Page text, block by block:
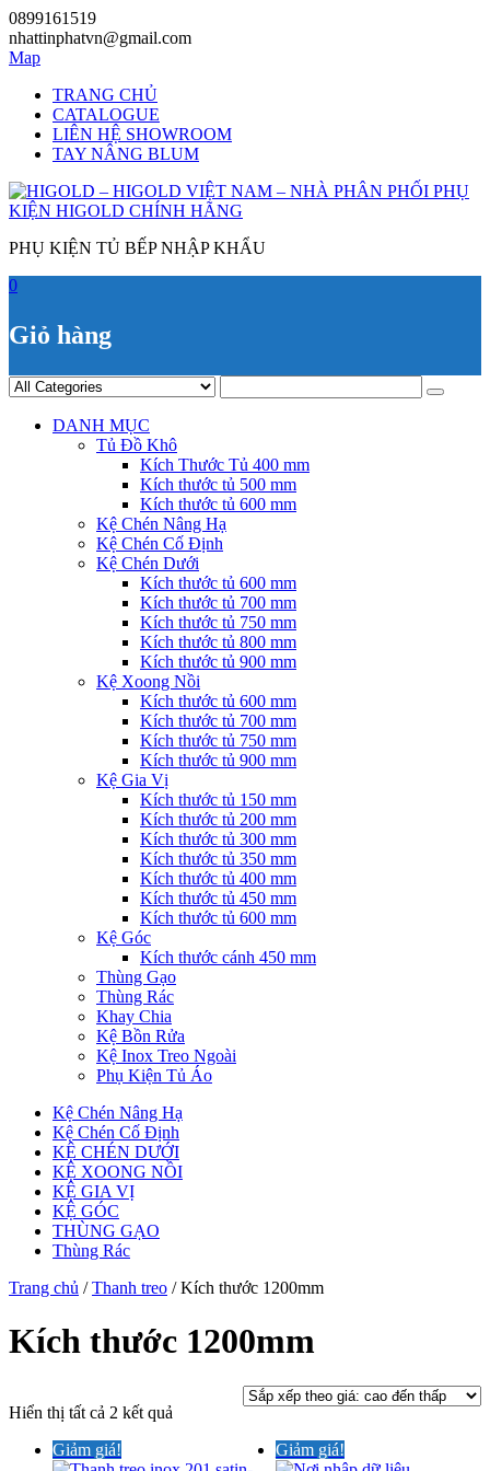
Skip
to
content
0899161519
nhattinphatvn@gmail.com
Map
TRANG CHỦ
CATALOGUE
LIÊN HỆ SHOWROOM
TAY NÂNG BLUM
PHỤ KIỆN TỦ BẾP NHẬP KHẨU
0
Giỏ hàng
DANH MỤC
Tủ Đồ Khô
Kích Thước Tủ 400 mm
Kích thước tủ 500 mm
Kích thước tủ 600 mm
Kệ Chén Nâng Hạ
Kệ Chén Cố Định
Kệ Chén Dưới
Kích thước tủ 600 mm
Kích thước tủ 700 mm
Kích thước tủ 750 mm
Kích thước tủ 800 mm
Kích thước tủ 900 mm
Kệ Xoong Nồi
Kích thước tủ 600 mm
Kích thước tủ 700 mm
Kích thước tủ 750 mm
Kích thước tủ 900 mm
Kệ Gia Vị
Kích thước tủ 150 mm
Kích thước tủ 200 mm
Kích thước tủ 300 mm
Kích thước tủ 350 mm
Kích thước tủ 400 mm
Kích thước tủ 450 mm
Kích thước tủ 600 mm
Kệ Góc
Kích thước cánh 450 mm
Thùng Gạo
Thùng Rác
Khay Chia
Kệ Bồn Rửa
Kệ Inox Treo Ngoài
Phụ Kiện Tủ Áo
Kệ Chén Nâng Hạ
Kệ Chén Cố Định
KỆ CHÉN DƯỚI
KỆ XOONG NỒI
KỆ GIA VỊ
KỆ GÓC
THÙNG GẠO
Thùng Rác
Trang chủ /Thanh treo / Kích thước 1200mm
Kích thước 1200mm
Hiển thị tất cả 2 kết quả
Giảm giá! Giảm giá!